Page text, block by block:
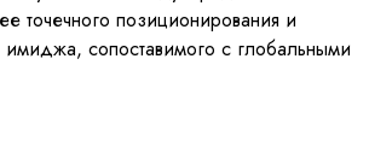
точечного позиционирования и
имиджа, сопоставимого с глобальными